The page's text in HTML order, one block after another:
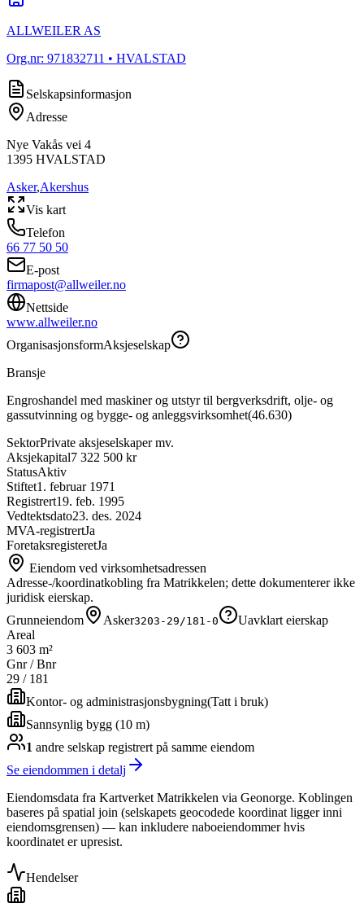
ALLWEILER AS
Org.nr: 971832711 • HVALSTAD
Selskapsinformasjon
Adresse
Nye Vakås vei 4
1395 HVALSTAD
Asker,Akershus
Vis kart
Telefon
66 77 50 50
E-post
firmapost@allweiler.no
Nettside
www.allweiler.no
OrganisasjonsformAksjeselskap
Bransje
Engroshandel med maskiner og utstyr til bergverksdrift, olje- og
gassutvinning og bygge- og anleggsvirksomhet(46.630)
SektorPrivate aksjeselskaper mv.
Aksjekapital7 322 500 kr
StatusAktiv
Stiftet1. februar 1971
Registrert19. feb. 1995
Vedtektsdato23. des. 2024
MVA-registrertJa
ForetaksregisteretJa
Eiendom ved virksomhetsadressen
Adresse-/koordinatkobling fra Matrikkelen; dette dokumenterer ikke
juridisk eierskap.
Grunneiendom
Asker3203-29/181-0
Uavklart eierskap
Areal
3 603 m²
Gnr / Bnr
29 / 181
Kontor- og administrasjonsbygning(Tatt i bruk)
Sannsynlig bygg (10 m)
1 andre selskap registrert på samme eiendom
Se eiendommen i detalj
Eiendomsdata fra Kartverket Matrikkelen via Geonorge. Koblingen
baseres på spatial join (selskapets geocodede koordinat ligger inni
eiendomsgrensen) — kan inkludere naboeiendommer hvis
koordinatet er upresist.
Hendelser